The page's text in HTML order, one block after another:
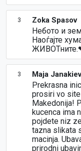
3 Zoka Spasov
Небото и
Наоѓајте
3 Maja
Prekrasna
prosiri vo
Makedonija!
kucenca ima
pojdete niz
tazna slikata
macinja.
prirodni